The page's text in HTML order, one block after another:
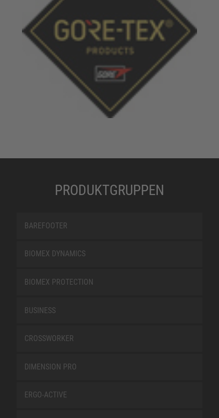
PRODUKTGRUPPEN
BAREFOOTER
BIOMEX DYNAMICS
BIOMEX PROTECTION
BUSINESS
CROSSWORKER
DIMENSION PRO
ERGO-ACTIVE